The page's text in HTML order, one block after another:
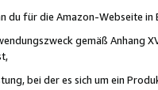
du für die Amazon-Webseite in
gemäß Anhang
bei der es sich um ein